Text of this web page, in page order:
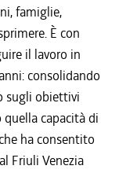
famiglie,
È con
il lavoro in
consolidando
sugli obiettivi
capacità di
ha consentito
Friuli Venezia